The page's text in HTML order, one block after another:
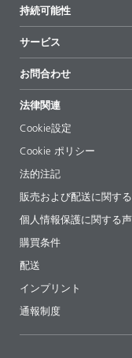
DISPERBYK-190を
レート
製品
DISPERBYK-190
PDF をダウンロード
DISPERBYK-2015
製品
DISPERBYK-2015
PDF をダウンロー
DISPERBYK-2015
DISPERBYK-2015
ハイライト
ニュース
拠点と販売代理店
展示会 & イベント
経営陣
持続可能性
持続可能な製品
サクセスストーリー
EcoVadis
証明書
サービス
配合の出発点
論文記事
ebooks(電子書籍)
法令情報
添加剤ガイドアプリ
ビデオ
ダウンロード
お問合わせ
法律関連
Cookie設定
Cookie ポリシー
法的注記
販売および配送に関す
個人情報保護に関する
購買条件
配送
インプリント
通報制度